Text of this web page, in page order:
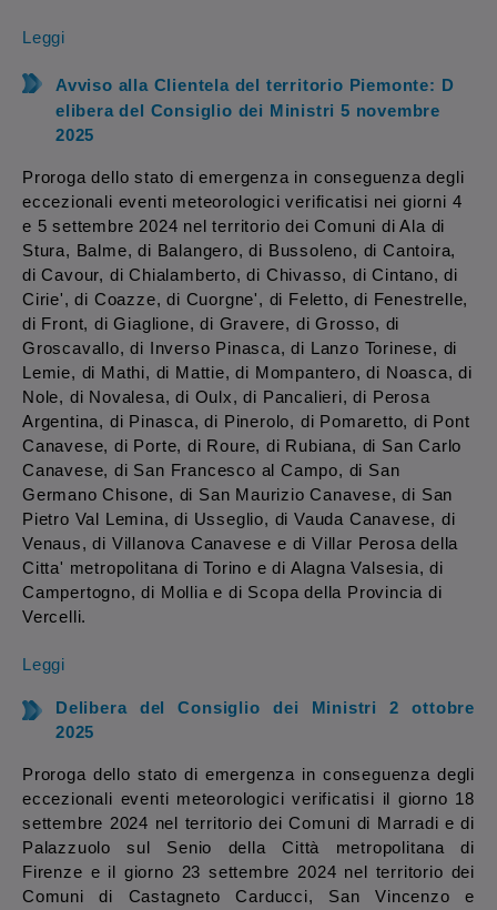
Leggi
Avviso alla Clientela del territorio Piemonte: D
elibera del Consiglio dei Ministri 5 novembre
2025
Proroga dello stato di emergenza in conseguenza degli
eccezionali eventi meteorologici verificatisi nei giorni 4
e 5 settembre 2024 nel territorio dei Comuni di Ala di
Stura, Balme, di Balangero, di Bussoleno, di Cantoira,
di Cavour, di Chialamberto, di Chivasso, di Cintano, di
Cirie', di Coazze, di Cuorgne', di Feletto, di Fenestrelle,
di Front, di Giaglione, di Gravere, di Grosso, di
Groscavallo, di Inverso Pinasca, di Lanzo Torinese, di
Lemie, di Mathi, di Mattie, di Mompantero, di Noasca, di
Nole, di Novalesa, di Oulx, di Pancalieri, di Perosa
Argentina, di Pinasca, di Pinerolo, di Pomaretto, di Pont
Canavese, di Porte, di Roure, di Rubiana, di San Carlo
Canavese, di San Francesco al Campo, di San
Germano Chisone, di San Maurizio Canavese, di San
Pietro Val Lemina, di Usseglio, di Vauda Canavese, di
Venaus, di Villanova Canavese e di Villar Perosa della
Citta' metropolitana di Torino e di Alagna Valsesia, di
Campertogno, di Mollia e di Scopa della Provincia di
Vercelli.
Leggi
Delibera del Consiglio dei Ministri 2 ottobre
2025
Proroga dello stato di emergenza in conseguenza degli
eccezionali eventi meteorologici verificatisi il giorno 18
settembre 2024 nel territorio dei Comuni di Marradi e di
Palazzuolo sul Senio della Città metropolitana di
Firenze e il giorno 23 settembre 2024 nel territorio dei
Comuni di Castagneto Carducci, San Vincenzo e